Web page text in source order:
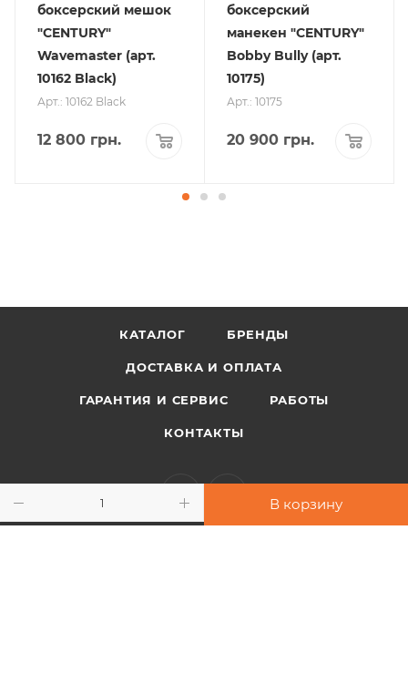
В корзину
боксерский мешок
"CENTURY"
Wavemaster (арт.
10162 Black)
Арт.: 10162 Black
12 800 грн.
боксерский
манекен "CENTURY"
Bobby Bully (арт.
10175)
Арт.: 10175
20 900 грн.
КАТАЛОГ БРЕНДЫ
ДОСТАВКА И ОПЛАТА
ГАРАНТИЯ И СЕРВИС РАБОТЫ
КОНТАКТЫ